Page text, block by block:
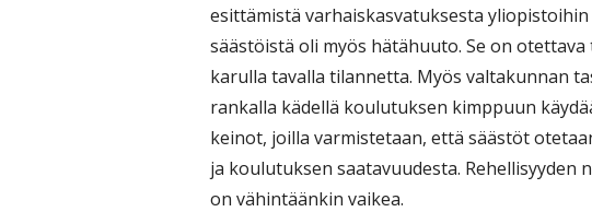
esittämistä varhaiskasvatuksesta
säästöistä oli myös hätähuuto. Se on otettava
karulla tavalla tilannetta. Myös valtakunnan
rankalla kädellä koulutuksen kimppuun
keinot, joilla varmistetaan, että säästöt
ja koulutuksen saatavuudesta. Rehellisyyden
on vähintäänkin vaikea.